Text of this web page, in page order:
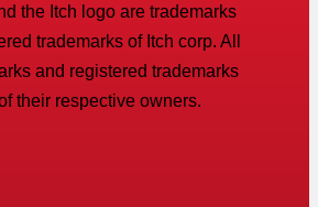
the Itch logo are trademarks
trademarks of Itch corp. All
and registered trademarks
their respective owners.